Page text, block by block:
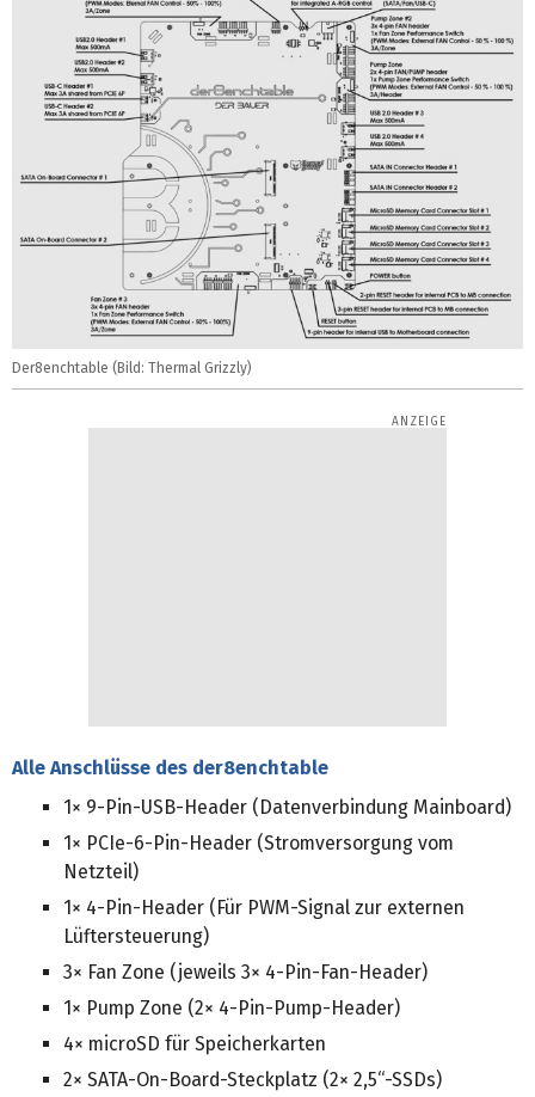
Der8enchtable (Bild: Thermal Grizzly)
Alle Anschlüsse des der8enchtable
1× 9-Pin-USB-Header (Datenverbindung Mainboard)
1× PCIe-6-Pin-Header (Stromversorgung vom
Netzteil)
1× 4-Pin-Header (Für PWM-Signal zur externen
Lüftersteuerung)
3× Fan Zone (jeweils 3× 4-Pin-Fan-Header)
1× Pump Zone (2× 4-Pin-Pump-Header)
4× microSD für Speicherkarten
2× SATA-On-Board-Steckplatz (2× 2,5“-SSDs)